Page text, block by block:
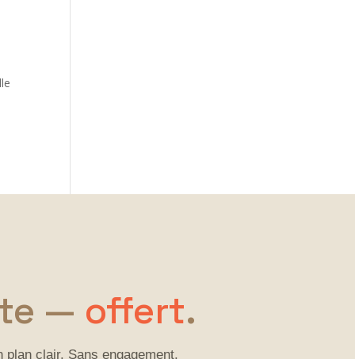
— offert.
clair. Sans engagement.